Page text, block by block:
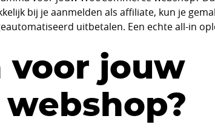
bij je aanmelden als affiliate, kun je
uitbetalen. Een echte all-in
voor jouw